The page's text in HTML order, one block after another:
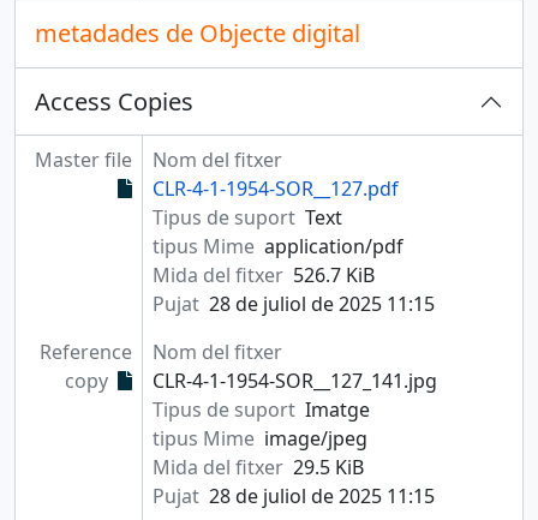
metadades de Objecte digital
Access Copies
Master file
Nom del fitxer
CLR-4-1-1954-SOR__127.pdf
Tipus de suport Text
tipus Mime application/pdf
Mida del fitxer 526.7 KiB
Pujat 28 de juliol de 2025 11:15
Reference
copy
Nom del fitxer
CLR-4-1-1954-SOR__127_141.jpg
Tipus de suport Imatge
tipus Mime image/jpeg
Mida del fitxer 29.5 KiB
Pujat 28 de juliol de 2025 11:15